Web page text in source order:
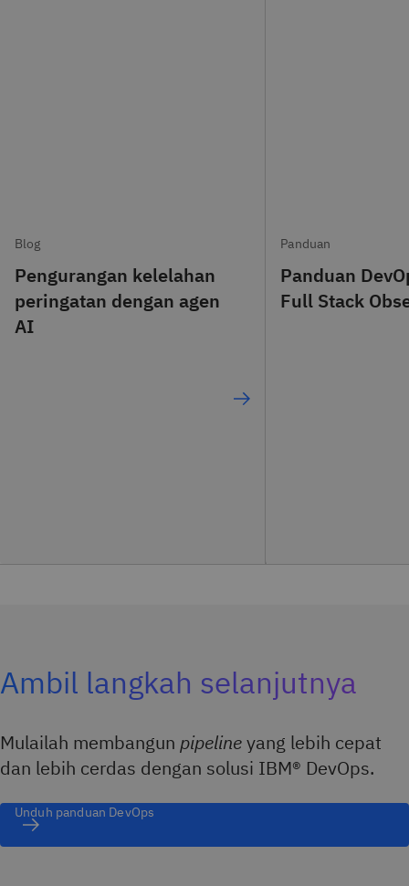
Blog
Pengurangan kelelahan
peringatan dengan agen
AI
Panduan
Panduan
Full Stack
Ambil langkah selanjutnya
Mulailah membangun pipelineyang lebih cepat
dan lebih cerdas dengan solusi IBM® DevOps.
Unduh panduan DevOps